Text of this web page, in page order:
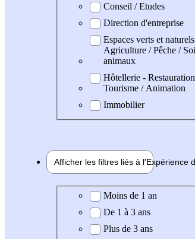
Conseil / Etudes
Direction d'entreprise
Espaces verts et
Agriculture / Pêche /
animaux
Hôtellerie -
Tourisme / Animation
Immobilier
Afficher les filtres liés à l'Expérience
Expérience demandée
Moins de 1 an
De 1 à 3 ans
Plus de 3 ans